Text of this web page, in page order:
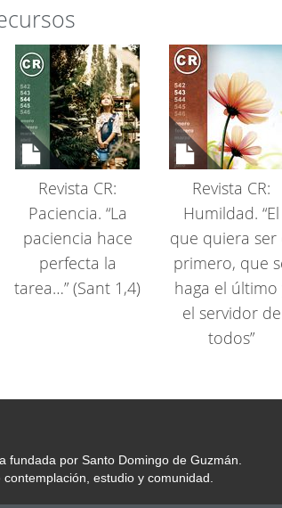
Revista CR:
Paciencia. “La
paciencia hace
perfecta la
tarea…” (Sant 1,4)
Revista CR:
Humildad. “El
que quiera ser
primero, que
haga el último
el servidor de
todos”
por Santo Domingo de Guzmán.
estudio y comunidad.